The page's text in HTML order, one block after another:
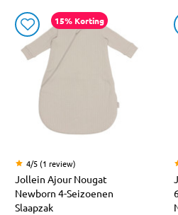
15% Korting
4/5 (1 review)
Jollein Ajour Nougat
Newborn 4-Seizoenen
Slaapzak